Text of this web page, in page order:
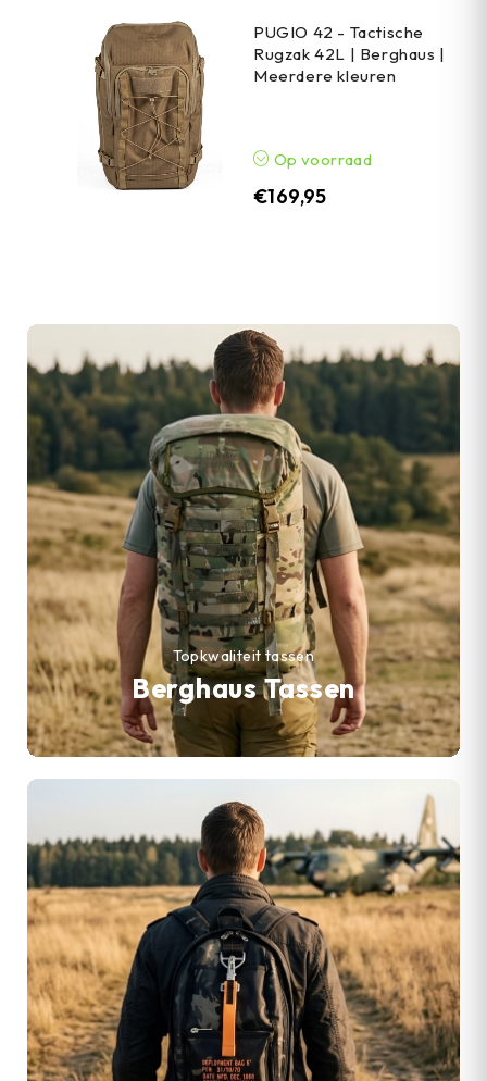
PUGIO 42 - Tactische
Rugzak 42L | Berghaus |
Meerdere kleuren
Op voorraad
€169,95
Berghaus Tassen
Topkwaliteit tassen